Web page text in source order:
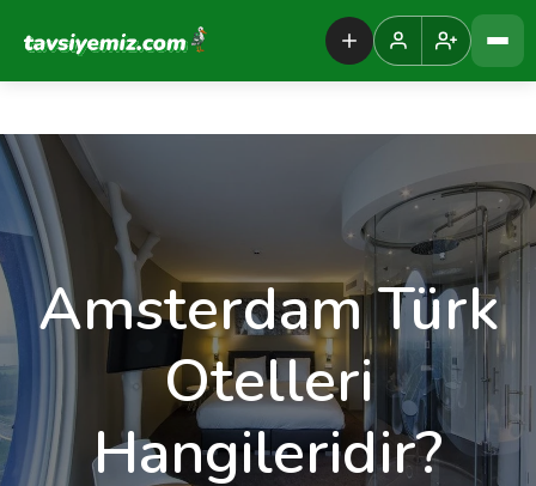
Tavsiyemiz Anasayfa
Amsterdam Türk
Otelleri
Hangileridir?